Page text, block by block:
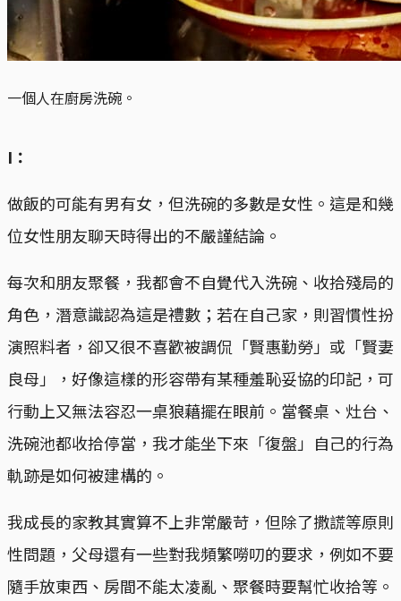
一個人在廚房洗碗。
I：
做飯的可能有男有女，但洗碗的多數是女性。這是和幾
位女性朋友聊天時得出的不嚴謹結論。
每次和朋友聚餐，我都會不自覺代入洗碗、收拾殘局的
角色，潛意識認為這是禮數；若在自己家，則習慣性扮
演照料者，卻又很不喜歡被調侃「賢惠勤勞」或「賢妻
良母」，好像這樣的形容帶有某種羞恥妥協的印記，可
行動上又無法容忍一桌狼藉擺在眼前。當餐桌、灶台、
洗碗池都收拾停當，我才能坐下來「復盤」自己的行為
軌跡是如何被建構的。
我成長的家教其實算不上非常嚴苛，但除了撒謊等原則
性問題，父母還有一些對我頻繁嘮叨的要求，例如不要
隨手放東西、房間不能太凌亂、聚餐時要幫忙收拾等。